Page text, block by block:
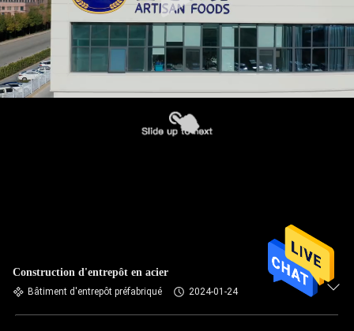
Construction d'entrepôt en acier
Bâtiment d'entrepôt préfabriqué 2024-01-24